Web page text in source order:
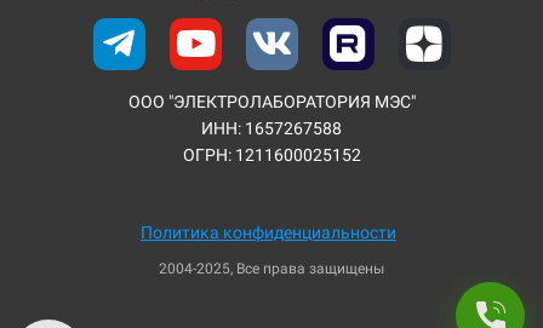
ООО "ЭЛЕКТРОЛАБОРАТОРИЯ МЭС"
ИНН: 1657267588
ОГРН: 1211600025152
Политика конфиденциальности
2004-2025, Все права защищены